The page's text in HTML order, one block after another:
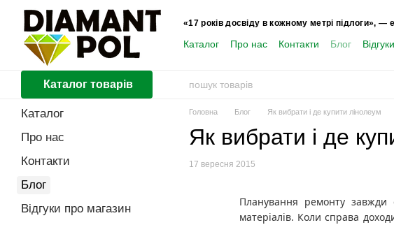
Перейти до основного контенту
«17 років досвіду в кожному метрі підлоги», —
Каталог Про нас Контакти Блог
Каталог товарів
Головна Блог Як вибрати і де купити лінолеум
Як вибрати і де
17 вересня 2015
Планування ремонту завжди
матеріалів. Коли справа
Каталог
Про нас
Контакти
Блог
Відгуки про магазин